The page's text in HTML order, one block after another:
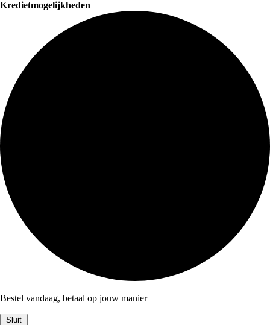
Kredietmogelijkheden
Bestel vandaag, betaal op jouw manier
Sluit